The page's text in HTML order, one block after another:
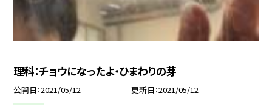
理科：チョウになったよ・ひまわりの芽
公開日 2021/05/12 更新日 2021/05/12